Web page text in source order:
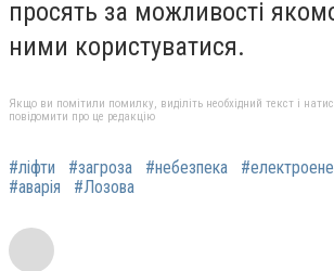
просять за можливості
ними користуватися.
Якщо ви помітили помилку, виділіть необхідний текст і
повідомити про це редакцію
#ліфти #загроза #небезпека
#аварія
#Лозова